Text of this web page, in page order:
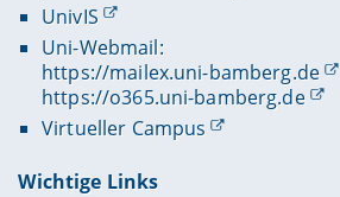
UnivIS
Uni-Webmail:
https://mailex.uni-bamberg.de
https://o365.uni-bamberg.de
Virtueller Campus
Wichtige Links